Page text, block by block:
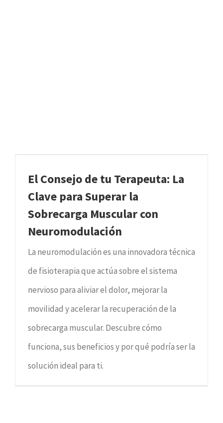
El Consejo de tu Terapeuta: La
Clave para Superar la
Sobrecarga Muscular con
Neuromodulación
La neuromodulación es una innovadora técnica
de fisioterapia que actúa sobre el sistema
nervioso para aliviar el dolor, mejorar la
movilidad y acelerar la recuperación de la
sobrecarga muscular. Descubre cómo
funciona, sus beneficios y por qué podría ser la
solución ideal para ti.